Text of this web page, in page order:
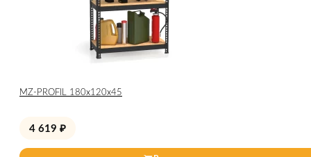
МZ-PROFIL 180х120х45
4 619 ₽